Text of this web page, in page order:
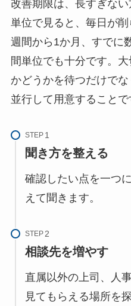
改善期限は、長すぎな
単位で見ると、毎日が
週間から1か月、すでに
間単位でも十分です。
かどうかを待つだけで
並行して用意することで
STEP
聞き方を整える
確認したい点を一つ
えて聞きます。
STEP
相談先を増やす
直属以外の上司、人
見てもらえる場所を